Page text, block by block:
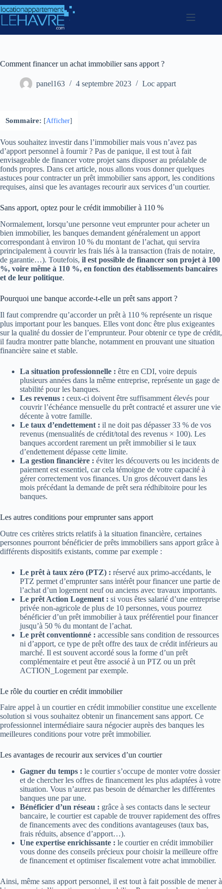
Passer
au
contenu
Comment financer un achat immobilier sans apport ?
panel163 4 septembre 2023 Loc appart
Sommaire: [Afficher]
Vous souhaitez investir dans l’immobilier mais vous n’avez pas
d’apport personnel à fournir ? Pas de panique, il est tout à fait
envisageable de financer votre projet sans disposer au préalable de
fonds propres. Dans cet article, nous allons vous donner quelques
astuces pour contracter un prêt immobilier sans apport, les conditions
requises, ainsi que les avantages recourir aux services d’un courtier.
Sans apport, optez pour le crédit immobilier à 110 %
Normalement, lorsqu’une personne veut emprunter pour acheter un
bien immobilier, les banques demandent généralement un apport
correspondant à environ 10 % du montant de l’achat, qui servira
principalement à couvrir les frais liés à la transaction (frais de notaire,
de garantie…). Toutefois, il est possible de financer son projet à 100
%, voire même à 110 %, en fonction des établissements bancaires
et de leur politique.
Pourquoi une banque accorde-t-elle un prêt sans apport ?
Il faut comprendre qu’accorder un prêt à 110 % représente un risque
plus important pour les banques. Elles vont donc être plus exigeantes
sur la qualité du dossier de l’emprunteur. Pour obtenir ce type de crédit,
il faudra montrer patte blanche, notamment en prouvant une situation
financière saine et stable.
La situation professionnelle : être en CDI, voire depuis
plusieurs années dans la même entreprise, représente un gage de
stabilité pour les banques.
Les revenus : ceux-ci doivent être suffisamment élevés pour
couvrir l’échéance mensuelle du prêt contracté et assurer une vie
décente à votre famille.
Le taux d’endettement : il ne doit pas dépasser 33 % de vos
revenus (mensualités de crédit/total des revenus × 100). Les
banques accordent rarement un prêt immobilier si le taux
d’endettement dépasse cette limite.
La gestion financière : éviter les découverts ou les incidents de
paiement est essentiel, car cela témoigne de votre capacité à
gérer correctement vos finances. Un gros découvert dans les
mois précédant la demande de prêt sera rédhibitoire pour les
banques.
Les autres conditions pour emprunter sans apport
Outre ces critères stricts relatifs à la situation financière, certaines
personnes pourront bénéficier de prêts immobiliers sans apport grâce à
différents dispositifs existants, comme par exemple :
Le prêt à taux zéro (PTZ) : réservé aux primo-accédants, le
PTZ permet d’emprunter sans intérêt pour financer une partie de
l’achat d’un logement neuf ou anciens avec travaux importants.
Le prêt Action Logement : si vous êtes salarié d’une entreprise
privée non-agricole de plus de 10 personnes, vous pourrez
bénéficier d’un prêt immobilier à taux préférentiel pour financer
jusqu’à 50 % du montant de l’achat.
Le prêt conventionné : accessible sans condition de ressources
ni d’apport, ce type de prêt offre des taux de crédit inférieurs au
marché. Il est souvent accordé sous la forme d’un prêt
complémentaire et peut être associé à un PTZ ou un prêt
ACTION_Logement par exemple.
Le rôle du courtier en crédit immobilier
Faire appel à un courtier en crédit immobilier constitue une excellente
solution si vous souhaitez obtenir un financement sans apport. Ce
professionnel intermédiaire saura négocier auprès des banques les
meilleures conditions pour votre prêt immobilier.
Les avantages de recourir aux services d’un courtier
Gagner du temps : le courtier s’occupe de monter votre dossier
et de chercher les offres de financement les plus adaptées à votre
situation. Vous n’aurez pas besoin de démarcher les différentes
banques une par une.
Bénéficier d’un réseau : grâce à ses contacts dans le secteur
bancaire, le courtier est capable de trouver rapidement des offres
de financements avec des conditions avantageuses (taux bas,
frais réduits, absence d’apport…).
Une expertise enrichissante : le courtier en crédit immobilier
vous donne des conseils précieux pour choisir la meilleure offre
de financement et optimiser fiscalement votre achat immobilier.
Ainsi, même sans apport personnel, il est tout à fait possible de mener à